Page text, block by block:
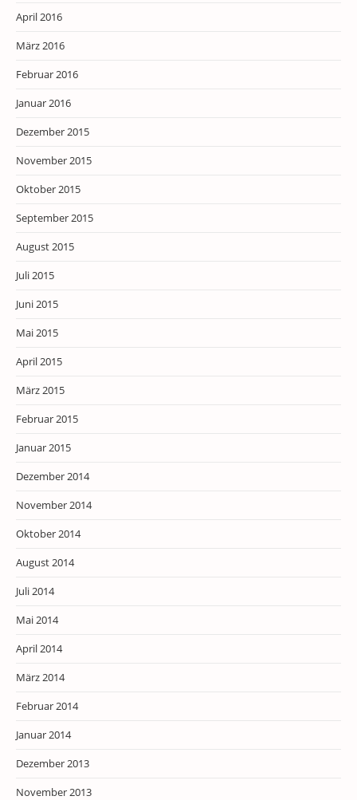
April 2016
März 2016
Februar 2016
Januar 2016
Dezember 2015
November 2015
Oktober 2015
September 2015
August 2015
Juli 2015
Juni 2015
Mai 2015
April 2015
März 2015
Februar 2015
Januar 2015
Dezember 2014
November 2014
Oktober 2014
August 2014
Juli 2014
Mai 2014
April 2014
März 2014
Februar 2014
Januar 2014
Dezember 2013
November 2013